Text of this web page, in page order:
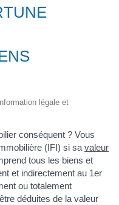
légale et
conséquent ? Vous
(IFI) si sa valeur
tous les biens et
et indirectement au 1er
ou totalement
déduites de la valeur